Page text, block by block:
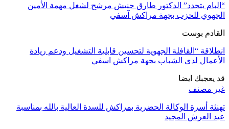
“البام يتجدد” الدكتور طارق حنيش مرشح لشغل مهمة الأمين
الجهوي للحزب بجهة مراكش آسفي
القادم بوست
انطلاقة “القافلة الجهوية لتحسين قابلية التشغيل ودعم ريادة
الأعمال لدى الشباب بجهة مراكش اسفي
قد يعجبك ايضا
غير مصنف
تهنئة أسرة الوكالة الحضرية بمراكش للسدة العالية بالله بمناسبة
عيد العرش المجيد